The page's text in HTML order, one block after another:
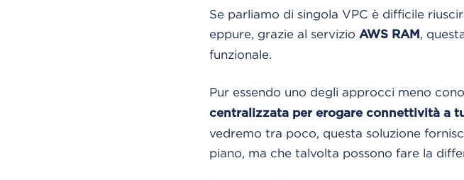
Se parliamo di singola VPC è difficile
eppure, grazie al servizio AWS RAM ,
funzionale.
Pur essendo uno degli approcci meno
centralizzata per erogare connettività a
vedremo tra poco, questa soluzione
piano, ma che talvolta possono fare la